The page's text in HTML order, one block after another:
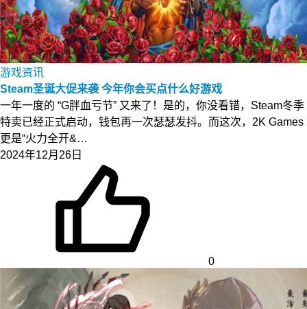
游戏资讯
Steam圣诞大促来袭 今年你会买点什么好游戏
一年一度的 “G胖血亏节” 又来了！是的，你没看错，Steam冬季
特卖已经正式启动，钱包再一次瑟瑟发抖。而这次，2K Games
更是“火力全开&…
2024年12月26日
0